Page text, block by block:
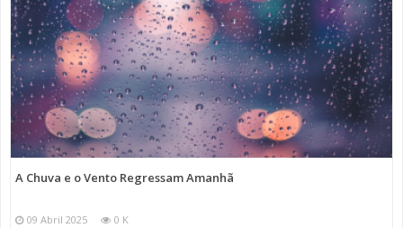
A Chuva e o Vento Regressam Amanhã
09 Abril 2025 0 K